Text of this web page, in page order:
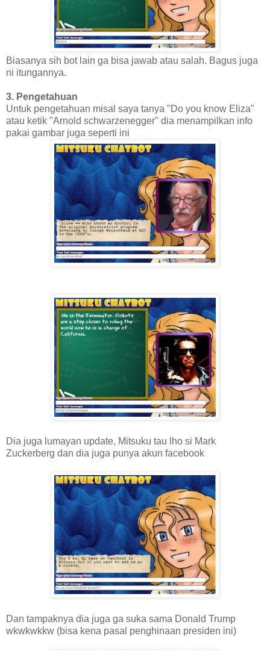
Biasanya sih bot lain ga bisa jawab atau salah. Bagus juga
ni itungannya.
3. Pengetahuan
Untuk pengetahuan misal saya tanya "Do you know Eliza"
atau ketik "Arnold schwarzenegger" dia menampilkan info
pakai gambar juga seperti ini
Dia juga lumayan update, Mitsuku tau lho si Mark
Zuckerberg dan dia juga punya akun facebook
Dan tampaknya dia juga ga suka sama Donald Trump
wkwkwkkw (bisa kena pasal penghinaan presiden ini)